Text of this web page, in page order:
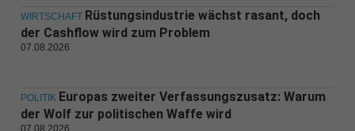
WIRTSCHAFT Rüstungsindustrie wächst rasant, doch
der Cashflow wird zum Problem
07.08.2026
POLITIK Europas zweiter Verfassungszusatz: Warum
der Wolf zur politischen Waffe wird
07.08.2026